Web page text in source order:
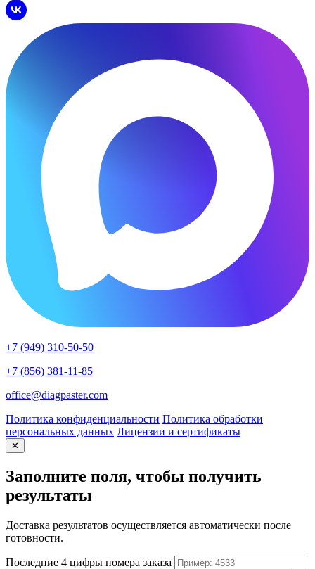
+7 (949) 310-50-50
+7 (856) 381-11-85
office@diagpaster.com
Политика конфиденциальности Политика обработки
персональных данных Лицензии и сертификаты
✕
Заполните поля, чтобы получить
результаты
Доставка результатов осуществляется автоматически после
готовности.
Последние 4 цифры номера заказа